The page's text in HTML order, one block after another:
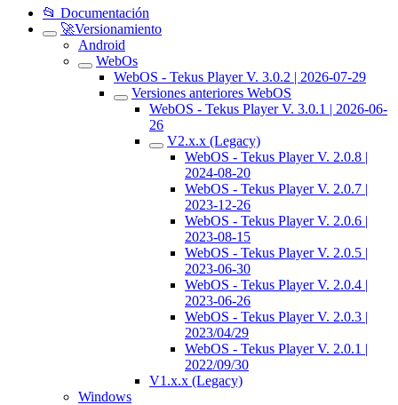
📂 Documentación
🚀Versionamiento
Android
WebOs
WebOS - Tekus Player V. 3.0.2 | 2026-07-29
Versiones anteriores WebOS
WebOS - Tekus Player V. 3.0.1 | 2026-06-
26
V2.x.x (Legacy)
WebOS - Tekus Player V. 2.0.8 |
2024-08-20
WebOS - Tekus Player V. 2.0.7 |
2023-12-26
WebOS - Tekus Player V. 2.0.6 |
2023-08-15
WebOS - Tekus Player V. 2.0.5 |
2023-06-30
WebOS - Tekus Player V. 2.0.4 |
2023-06-26
WebOS - Tekus Player V. 2.0.3 |
2023/04/29
WebOS - Tekus Player V. 2.0.1 |
2022/09/30
V1.x.x (Legacy)
Windows